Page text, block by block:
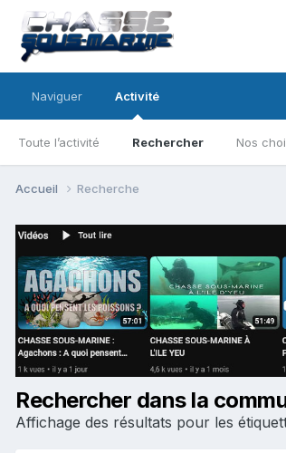
Naviguer Activité
Toute l’activité Rechercher Nos
Accueil Recherche
Rechercher dans la
Affichage des résultats pour les